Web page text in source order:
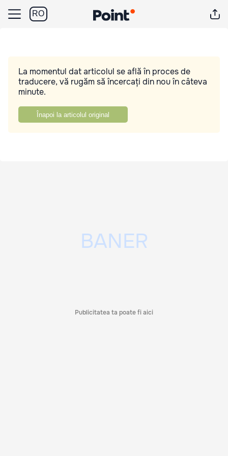
RO
La momentul dat articolul se află în proces de
traducere, vă rugăm să încercați din nou în câteva
minute.
Înapoi la articolul original
Publicitatea ta poate fi aici